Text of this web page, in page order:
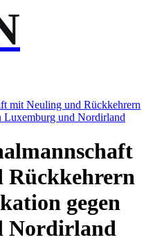
mit Neuling und Rückkehrern
und Nordirland
Rückkehrern
gegen
Nordirland